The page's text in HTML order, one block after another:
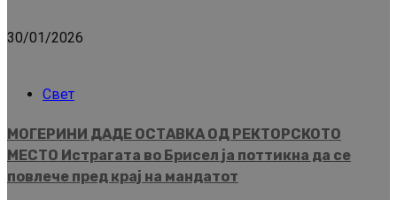
30/01/2026
Свет
МОГЕРИНИ ДАДЕ ОСТАВКА ОД РЕКТОРСКОТО
МЕСТО Истрагата во Брисел ја поттикна да се
повлече пред крај на мандатот